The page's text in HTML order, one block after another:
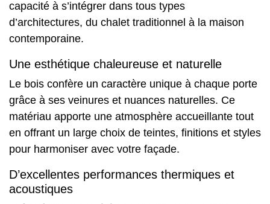
capacité à s’intégrer dans tous types
d’architectures, du chalet traditionnel à la maison
contemporaine.
Une esthétique chaleureuse et naturelle
Le bois confère un caractère unique à chaque porte
grâce à ses veinures et nuances naturelles. Ce
matériau apporte une atmosphère accueillante tout
en offrant un large choix de teintes, finitions et styles
pour harmoniser avec votre façade.
D’excellentes performances thermiques et
acoustiques